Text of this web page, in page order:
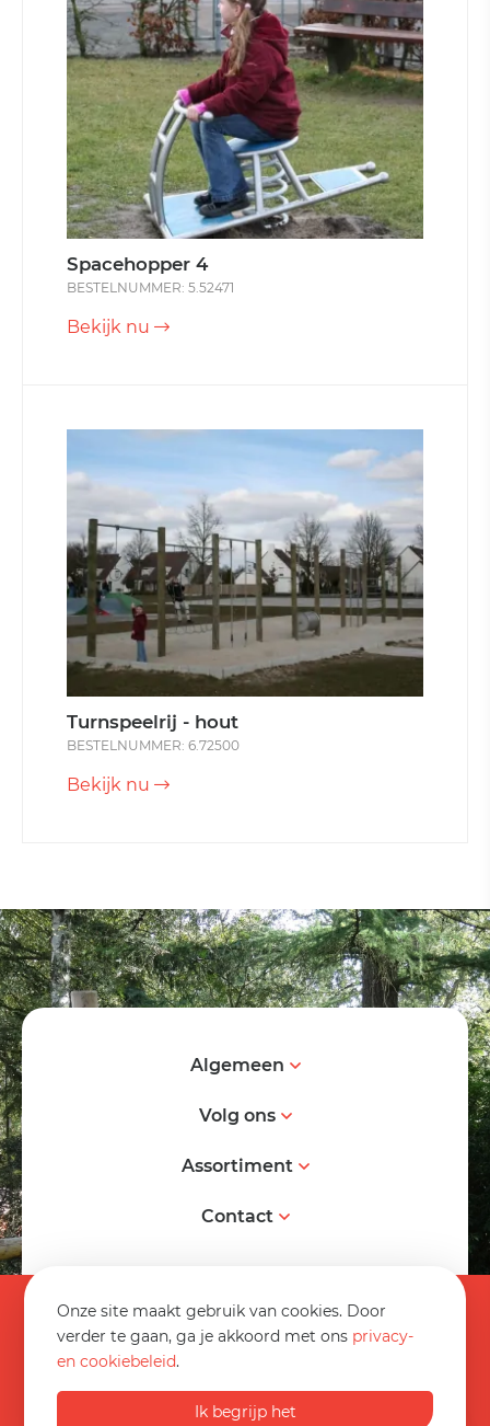
Onze site maakt gebruik van cookies. Door
verder te gaan, ga je akkoord met ons privacy-
en cookiebeleid.
Ik begrijp het
Spacehopper 4
BESTELNUMMER: 5.52471
Bekijk nu
Turnspeelrij - hout
BESTELNUMMER: 6.72500
Bekijk nu
Algemeen
Volg ons
Assortiment
Contact
Algemene voorwaarden
Privacy statement
0032 89 70 16 20
Op werkdagen van 08:30 tot 17:00